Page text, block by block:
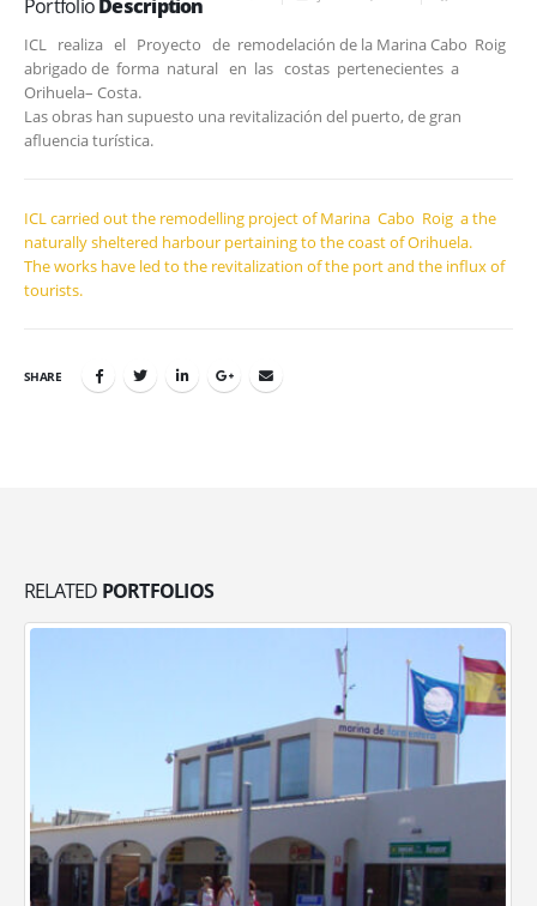
PortfolioDescription
ICL realiza el Proyecto de remodelación de la Marina Cabo Roig
abrigado de forma natural en las costas pertenecientes a
Orihuela– Costa.
Las obras han supuesto una revitalización del puerto, de gran
afluencia turística.
ICL carried out the remodelling project of Marina Cabo Roig a the
naturally sheltered harbour pertaining to the coast of Orihuela.
The works have led to the revitalization of the port and the influx of
tourists.
SHARE
RELATED PORTFOLIOS